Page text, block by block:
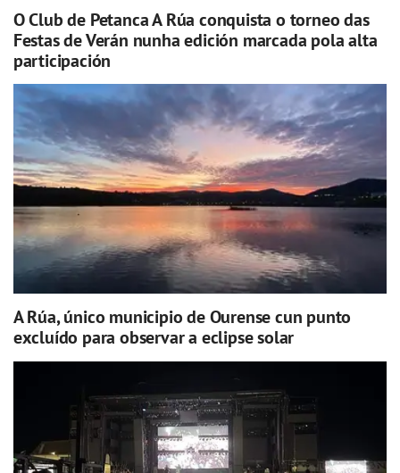
O Club de Petanca A Rúa conquista o torneo das
Festas de Verán nunha edición marcada pola alta
participación
A Rúa, único municipio de Ourense cun punto
excluído para observar a eclipse solar